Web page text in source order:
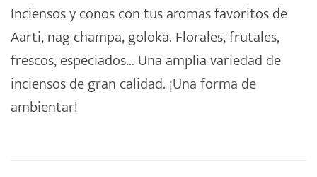
Inciensosy conos con tus aromas favoritos de
Aarti, nag champa,goloka. Florales, frutales,
frescos, especiados… Una amplia variedad de
inciensos de gran calidad. ¡Una forma de
ambientar!